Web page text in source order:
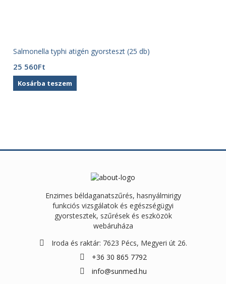
Salmonella typhi atigén gyorsteszt (25 db)
25 560Ft
Kosárba teszem
Enzimes béldaganatszűrés, hasnyálmirigy
funkciós vizsgálatok és egészségügyi
gyorstesztek, szűrések és eszközök
webáruháza
Iroda és raktár: 7623 Pécs, Megyeri út 26.
+36 30 865 7792
info@sunmed.hu